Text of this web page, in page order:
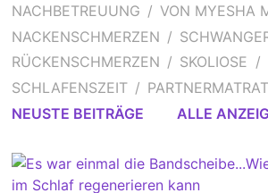
NACHBETREUUNG
VON MYESHA
NACKENSCHMERZEN
RÜCKENSCHMERZEN
SKOLIOSE
SCHLAFENSZEIT
NEUSTE BEITRÄGE
ALLE